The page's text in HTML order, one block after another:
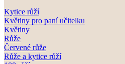
Kytice růží
Květiny pro paní učitelku
Květiny
Růže
Červené růže
Růže a kytice růží